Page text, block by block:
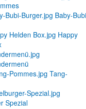
Baby-
Happy
Tang-
Spezial